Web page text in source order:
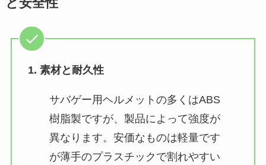
1. 素材と耐久性
サバゲー用ヘルメットの多くはABS
樹脂製ですが、製品によって強度が
異なります。安価なものは軽量です
が薄手のプラスチックで割れやすい